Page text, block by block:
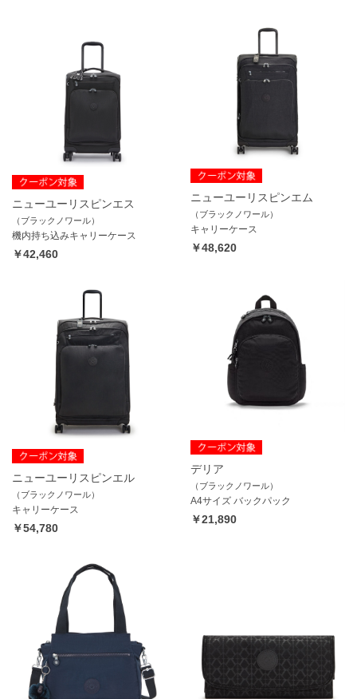
ニューユーリスピンエス
（ブラックノワール）
機内持ち込みキャリーケース
￥42,460
ニューユーリスピンエム
（ブラックノワール）
キャリーケース
￥48,620
ニューユーリスピンエル
（ブラックノワール）
キャリーケース
￥54,780
デリア
（ブラックノワール）
A4サイズ バックパック
￥21,890